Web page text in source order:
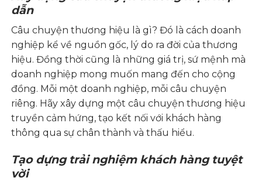
dẫn
Câu chuyện thương hiệu là gì? Đó là cách doanh
nghiệp kể về nguồn gốc, lý do ra đời của thương
hiệu. Đồng thời cũng là những giá trị, sứ mệnh mà
doanh nghiệp mong muốn mang đến cho cộng
đồng. Mỗi một doanh nghiệp, mỗi câu chuyện
riêng. Hãy xây dựng một câu chuyện thương hiệu
truyền cảm hứng, tạo kết nối với khách hàng
thông qua sự chân thành và thấu hiểu.
Tạo dựng trải nghiệm khách hàng tuyệt
vời